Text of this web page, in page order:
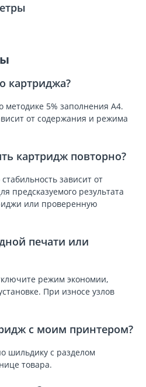
картриджа?
методике 5% заполнения A4.
от содержания и режима
картридж повторно?
зависит от
предсказуемого результата
или проверенную
печати или
режим экономии,
При износе узлов
с моим принтером?
шильдику с разделом
товара.